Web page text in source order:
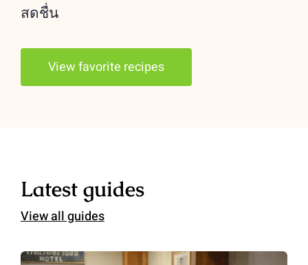
สดชื่น
View favorite recipes
Latest guides
View all guides